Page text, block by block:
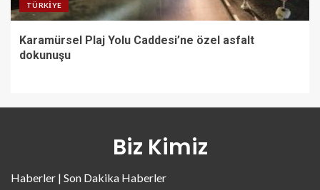
TÜRKIYE
Karamürsel Plaj Yolu Caddesi’ne özel asfalt
dokunuşu
Biz Kimiz
Haberler | Son Dakika Haberler